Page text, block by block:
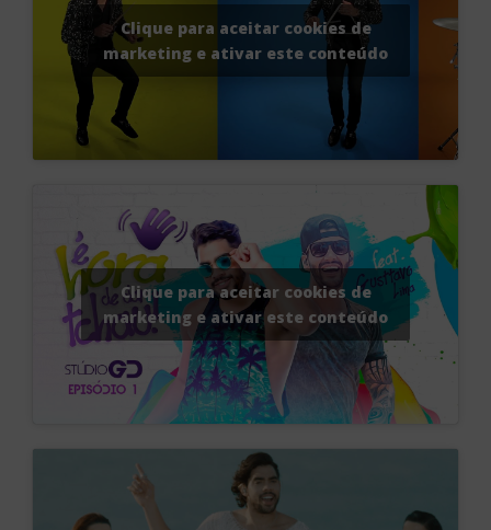
Clique para aceitar cookies de
marketing e ativar este conteúdo
Clique para aceitar cookies de
marketing e ativar este conteúdo